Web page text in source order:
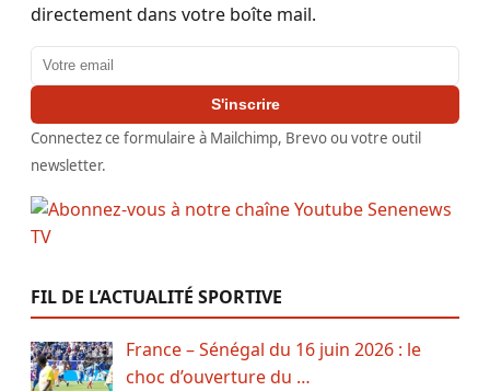
directement dans votre boîte mail.
Adresse email
S'inscrire
Connectez ce formulaire à Mailchimp, Brevo ou votre outil
newsletter.
FIL DE L’ACTUALITÉ SPORTIVE
France – Sénégal du 16 juin 2026 : le
choc d’ouverture du …